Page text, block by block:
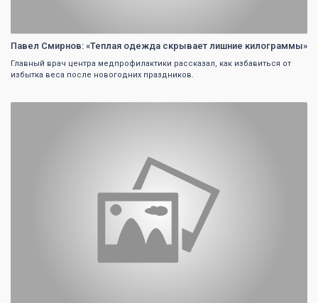
Павел Смирнов: «Теплая одежда скрывает лишние килограммы»
Главный врач центра медпрофилактики рассказал, как избавиться от
избытка веса после новогодних праздников.